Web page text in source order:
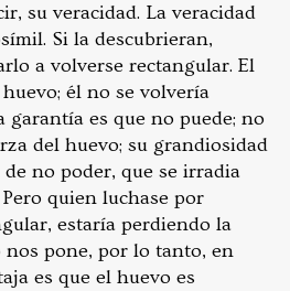
su veracidad. La veracidad
Si la descubrieran,
a volverse rectangular. El
él no se volvería
es que no puede; no
del huevo; su grandiosidad
no poder, que se irradia
quien luchase por
estaría perdiendo la
nos pone, por lo tanto, en
es que el huevo es